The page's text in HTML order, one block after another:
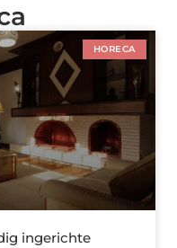
HORECA
ingerichte